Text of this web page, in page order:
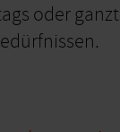
oder